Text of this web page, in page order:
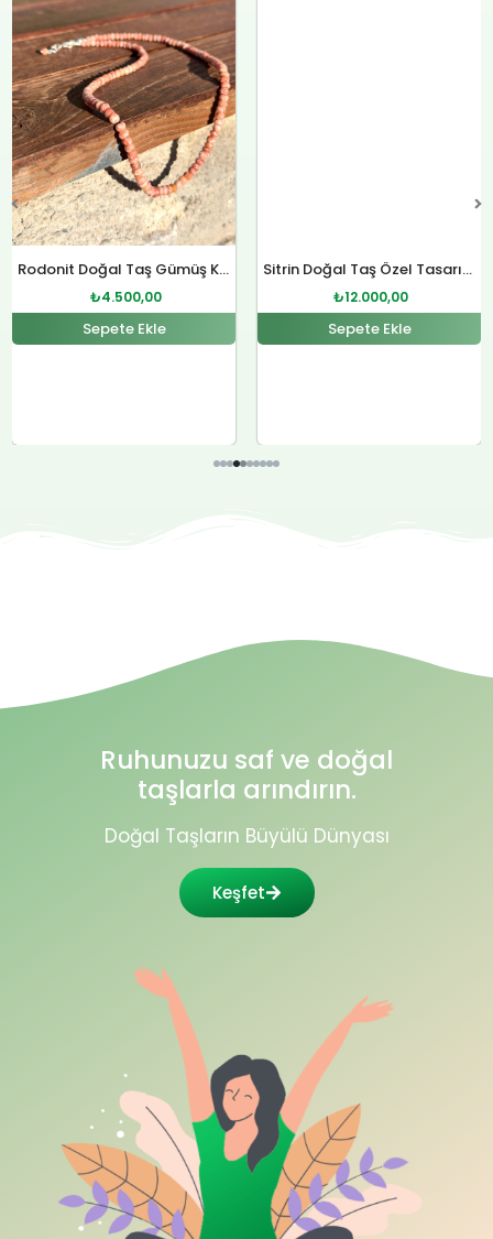
Rodonit Doğal Taş Gümüş Kolye
₺4.800,00.
₺4.500,00
fiyat:
₺4.500,00.
Sepete Ekle
Sitrin Doğal Taş Özel Tasarım Gümüş Kolye
₺12.000,00
Sepete Ekle
Ruhunuzu saf ve doğal
taşlarla arındırın.
Doğal Taşların Büyülü Dünyası
Keşfet